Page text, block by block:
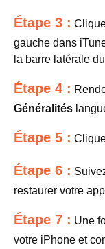
Étape 3 :
gauche dans
la barre latérale
Étape 4 :
Généralités
Étape 5 :
Étape 6 :
restaurer votre
Étape 7 : Une
votre iPhone et